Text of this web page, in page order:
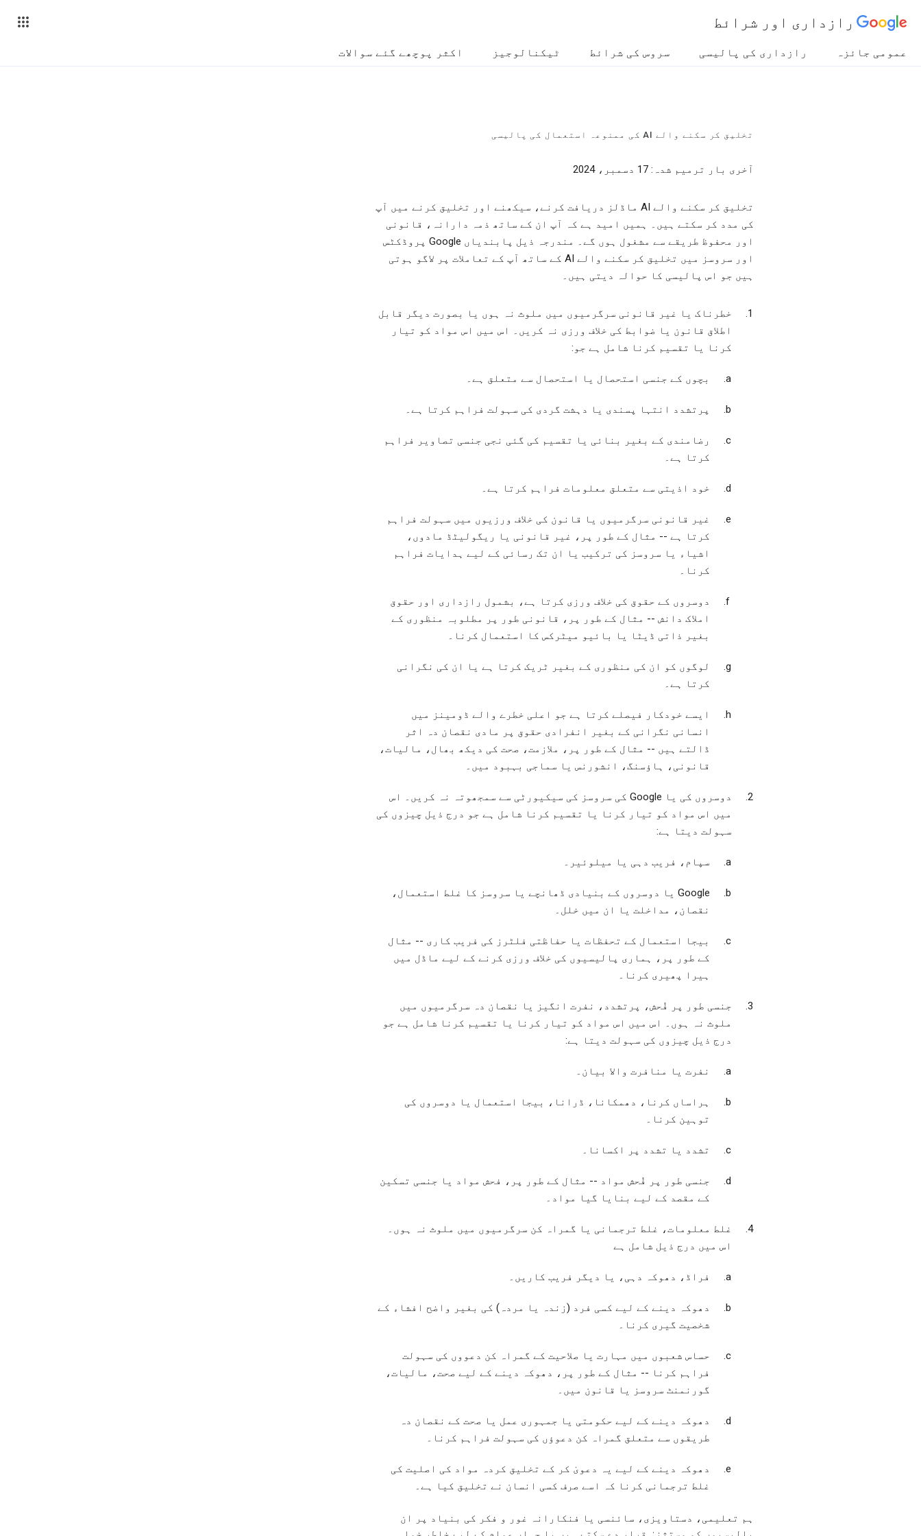
رازداری اور شرائط
عمومی جائزہ رازداری کی پالیسی سروس کی شرائط ٹیکنالوجیز اکثر پوچھے گئے سوالات
تخلیق کر سکنے والے AI کی ممنوعہ استعمال کی پالیسی
آخری بار ترمیم شدہ: 17 دسمبر، 2024
تخلیق کر سکنے والے AI ماڈلز دریافت کرنے، سیکھنے اور تخلیق کرنے میں آپ
کی مدد کر سکتے ہیں۔ ہمیں امید ہے کہ آپ ان کے ساتھ ذمہ دارانہ، قانونی
اور محفوظ طریقے سے مشغول ہوں گے۔ مندرجہ ذیل پابندیاں Google پروڈکٹس
اور سروسز میں تخلیق کر سکنے والے AI کے ساتھ آپ کے تعاملات پر لاگو ہوتی
ہیں جو اس پالیسی کا حوالہ دیتی ہیں۔
خطرناک یا غیر قانونی سرگرمیوں میں ملوث نہ ہوں یا بصورت دیگر قابل
اطلاق قانون یا ضوابط کی خلاف ورزی نہ کریں۔ اس میں اس مواد کو تیار
کرنا یا تقسیم کرنا شامل ہے جو:
بچوں کے جنسی استحصال یا استحصال سے متعلق ہے۔
پرتشدد انتہا پسندی یا دہشت گردی کی سہولت فراہم کرتا ہے۔
رضامندی کے بغیر بنائی یا تقسیم کی گئی نجی جنسی تصاویر فراہم
کرتا ہے۔
خود اذیتی سے متعلق معلومات فراہم کرتا ہے۔
غیر قانونی سرگرمیوں یا قانون کی خلاف ورزیوں میں سہولت فراہم
کرتا ہے -- مثال کے طور پر، غیر قانونی یا ریگولیٹڈ مادوں،
اشیاء یا سروسز کی ترکیب یا ان تک رسائی کے لیے ہدایات فراہم
کرنا۔
دوسروں کے حقوق کی خلاف ورزی کرتا ہے، بشمول رازداری اور حقوق
املاک دانش -- مثال کے طور پر، قانونی طور پر مطلوبہ منظوری کے
بغیر ذاتی ڈیٹا یا بائیو میٹرکس کا استعمال کرنا۔
لوگوں کو ان کی منظوری کے بغیر ٹریک کرتا ہے یا ان کی نگرانی
کرتا ہے۔
ایسے خودکار فیصلے کرتا ہے جو اعلی خطرے والے ڈومینز میں
انسانی نگرانی کے بغیر انفرادی حقوق پر مادی نقصان دہ اثر
ڈالتے ہیں -- مثال کے طور پر، ملازمت، صحت کی دیکھ بھال، مالیات،
قانونی، ہاؤسنگ، انشورنس یا سماجی بہبود میں۔
دوسروں کی یا Google کی سروسز کی سیکیورٹی سے سمجھوتہ نہ کریں۔ اس
میں اس مواد کو تیار کرنا یا تقسیم کرنا شامل ہے جو درج ذیل چیزوں کی
سہولت دیتا ہے:
سپام، فریب دہی یا میلوئیر۔
‫Google یا دوسروں کے بنیادی ڈھانچے یا سروسز کا غلط استعمال،
نقصان، مداخلت یا ان میں خلل۔
بیجا استعمال کے تحفظات یا حفاظتی فلٹرز کی فریب کاری -- مثال
کے طور پر، ہماری پالیسیوں کی خلاف ورزی کرنے کے لیے ماڈل میں
ہیرا پھیری کرنا۔
جنسی طور پر فُحش، پرتشدد، نفرت انگیز یا نقصان دہ سرگرمیوں میں
ملوث نہ ہوں۔ اس میں اس مواد کو تیار کرنا یا تقسیم کرنا شامل ہے جو
درج ذیل چیزوں کی سہولت دیتا ہے:
نفرت یا منافرت والا بیان۔
ہراساں کرنا، دھمکانا، ڈرانا، بیجا استعمال یا دوسروں کی
توہین کرنا۔
تشدد یا تشدد پر اکسانا۔
جنسی طور پر فُحش مواد -- مثال کے طور پر، فحش مواد یا جنسی تسکین
کے مقصد کے لیے بنایا گیا مواد۔
غلط معلومات، غلط ترجمانی یا گمراہ کن سرگرمیوں میں ملوث نہ ہوں۔
اس میں درج ذیل شامل ہے
فراڈ، دھوکہ دہی، یا دیگر فریب کاریں۔
دھوکہ دینے کے لیے کسی فرد (زندہ یا مردہ) کی بغیر واضح افشاء کے
شخصیت گیری کرنا۔
حساس شعبوں میں مہارت یا صلاحیت کے گمراہ کن دعووں کی سہولت
فراہم کرنا -- مثال کے طور پر، دھوکہ دینے کے لیے صحت، مالیات،
گورنمنٹ سروسز یا قانون میں۔
دھوکہ دینے کے لیے حکومتی یا جمہوری عمل یا صحت کے نقصان دہ
طریقوں سے متعلق گمراہ کن دعوؤں کی سہولت فراہم کرنا۔
دھوکہ دینے کے لیے یہ دعویٰ کر کے تخلیق کردہ مواد کی اصلیت کی
غلط ترجمانی کرنا کہ اسے صرف کسی انسان نے تخلیق کیا ہے۔
ہم تعلیمی، دستاویزی، سائنسی یا فنکارانہ غور و فکر کی بنیاد پر ان